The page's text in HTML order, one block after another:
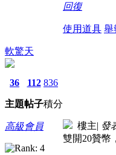
回復
使用道具 舉
軟驚天
36
主題
112
帖子
836
積分
高級會員 樓主| 發
雙開20贊幣